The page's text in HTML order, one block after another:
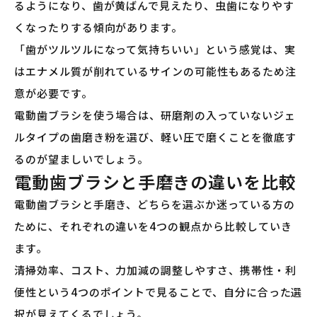
るようになり、歯が黄ばんで見えたり、虫歯になりやす
くなったりする傾向があります。
「歯がツルツルになって気持ちいい」という感覚は、実
はエナメル質が削れているサインの可能性もあるため注
意が必要です。
電動歯ブラシを使う場合は、研磨剤の入っていないジェ
ルタイプの歯磨き粉を選び、軽い圧で磨くことを徹底す
るのが望ましいでしょう。
電動歯ブラシと手磨きの違いを比較
電動歯ブラシと手磨き、どちらを選ぶか迷っている方の
ために、それぞれの違いを4つの観点から比較していき
ます。
清掃効率、コスト、力加減の調整しやすさ、携帯性・利
便性という4つのポイントで見ることで、自分に合った選
択が見えてくるでしょう。